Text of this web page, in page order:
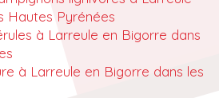
Hautes Pyrénées
à Larreule en Bigorre dans
à Larreule en Bigorre dans les